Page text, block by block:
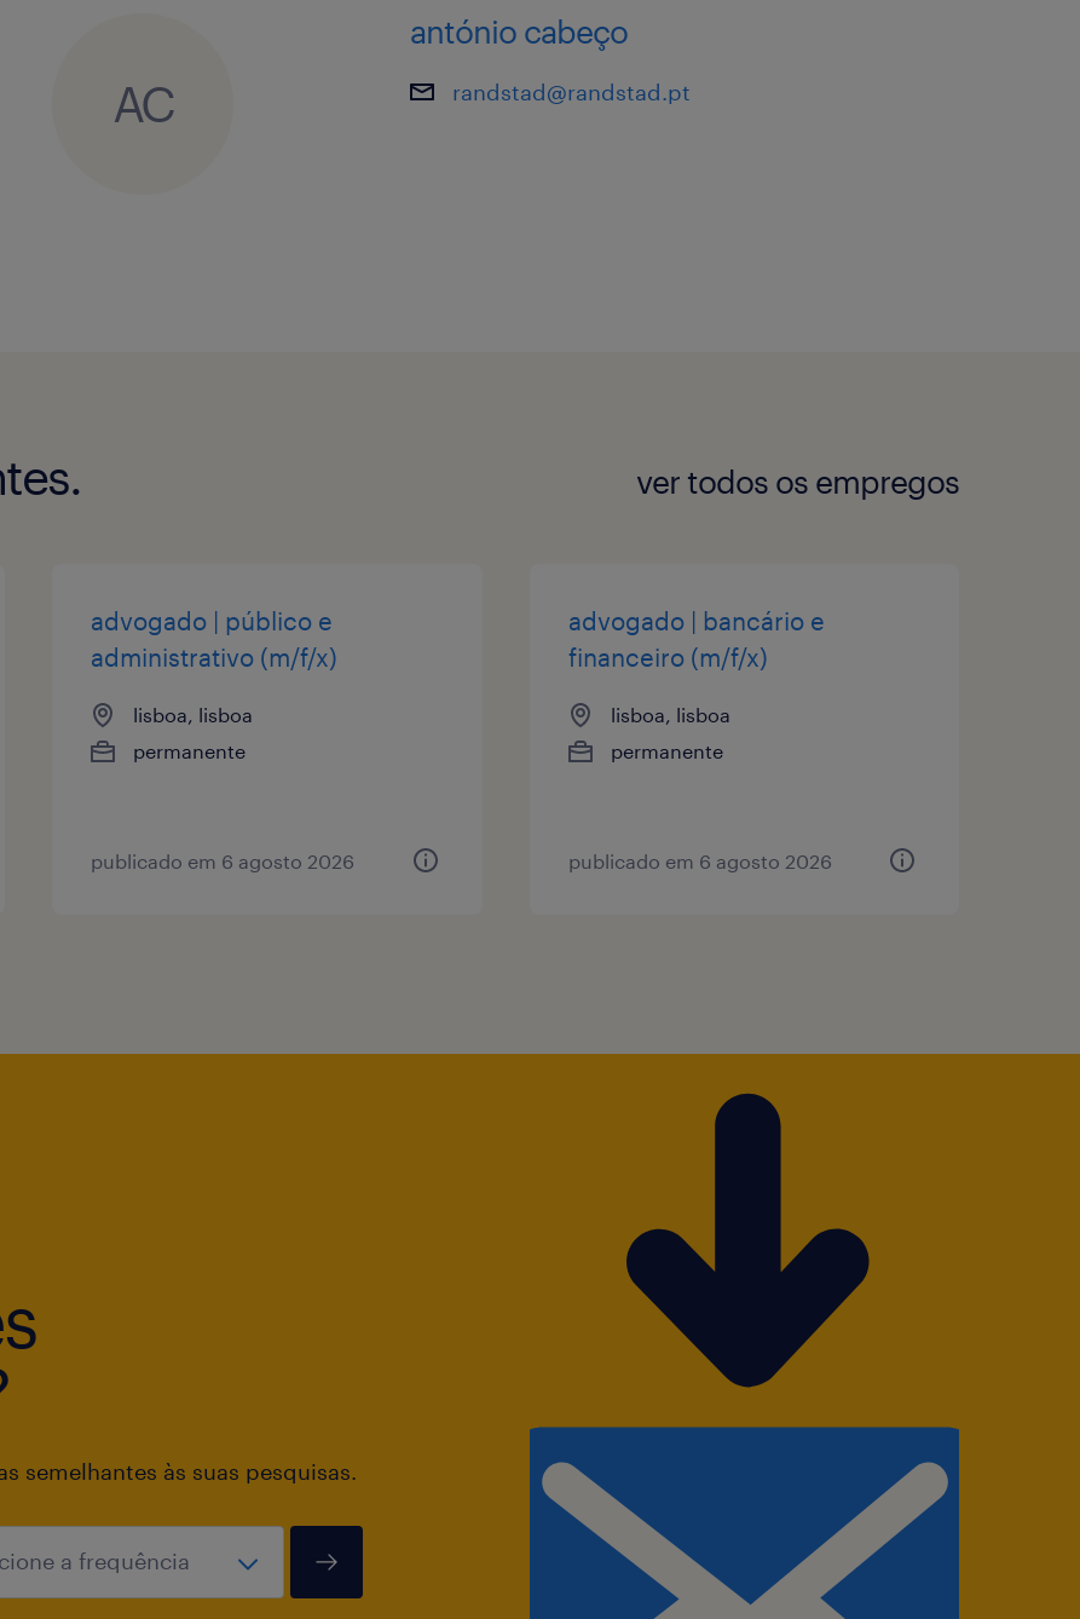
AC
antónio cabeço
randstad@randstad.pt
ver todos os empregos
advogado | público e
administrativo (m/f/x)
lisboa, lisboa
permanente
publicado em 6 agosto 2026
advogado | bancário e
financeiro (m/f/x)
lisboa, lisboa
permanente
publicado em 6 agosto 2026
semelhantes às suas pesquisas.